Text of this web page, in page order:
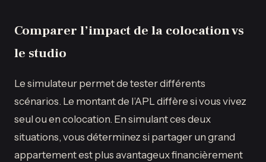
Comparer l’impact de la colocation vs
le studio
Le simulateur permet de tester différents
scénarios. Le montant de l’APL diffère si vous vivez
seul ou en colocation. En simulant ces deux
situations, vous déterminez si partager un grand
appartement est plus avantageux financièrement